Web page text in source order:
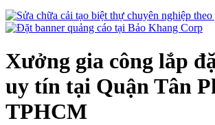
Xưởng gia công lắp
uy tín tại Quận Tân
TPHCM